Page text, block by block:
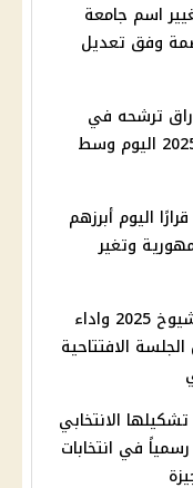
اسم جامعة
وفق تعديل
ترشحه في
انتخابات مجلس النواب 2025 اليوم وسط
مجلس الوزراء يصدر 13 قرارًا اليوم أبرزهم
وتغير
انتخاب رئيس مجلس الشيوخ 2025 واداء
الافتتاحية
الانتخابي
في انتخابات